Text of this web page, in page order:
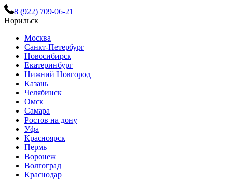
8 (922) 709-06-21
Норильск
Москва
Санкт-Петербург
Новосибирск
Екатеринбург
Нижний Новгород
Казань
Челябинск
Омск
Самара
Ростов на дону
Уфа
Красноярск
Пермь
Воронеж
Волгоград
Краснодар